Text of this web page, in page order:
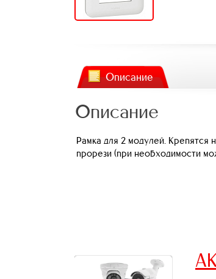
Описание
Описание
Рамка для 2 модулей. Крепятся
прорези (при необходимости